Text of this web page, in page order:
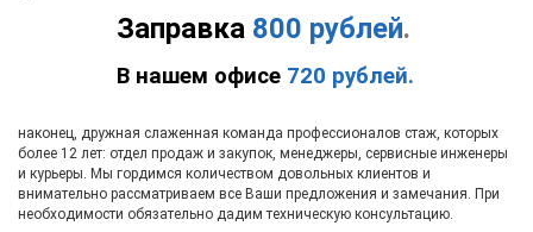
Заправка 800 рублей.
В нашем офисе 720 рублей.
наконец, дружная слаженная команда профессионалов стаж, которых
более 12 лет: отдел продаж и закупок, менеджеры, сервисные инженеры
и курьеры. Мы гордимся количеством довольных клиентов и
внимательно рассматриваем все Ваши предложения и замечания. При
необходимости обязательно дадим техническую консультацию.